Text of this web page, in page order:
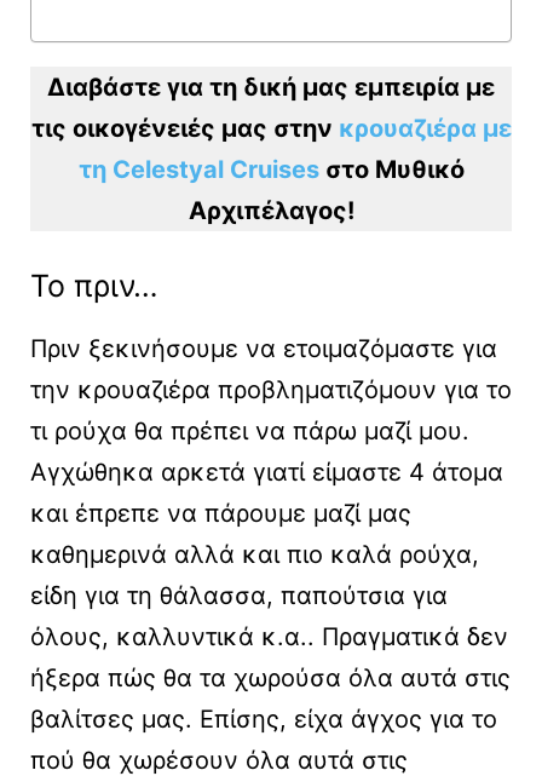
Διαβάστε για τη δική μας εμπειρία με
τις οικογένειές μας στην κρουαζιέρα με
τη Celestyal Cruisesστο Μυθικό
Αρχιπέλαγος!
Το πριν…
Πριν ξεκινήσουμε να ετοιμαζόμαστε για
την κρουαζιέρα προβληματιζόμουν για το
τι ρούχα θα πρέπει να πάρω μαζί μου.
Αγχώθηκα αρκετά γιατί είμαστε 4 άτομα
και έπρεπε να πάρουμε μαζί μας
καθημερινά αλλά και πιο καλά ρούχα,
είδη για τη θάλασσα, παπούτσια για
όλους, καλλυντικά κ.α.. Πραγματικά δεν
ήξερα πώς θα τα χωρούσα όλα αυτά στις
βαλίτσες μας. Επίσης, είχα άγχος για το
πού θα χωρέσουν όλα αυτά στις